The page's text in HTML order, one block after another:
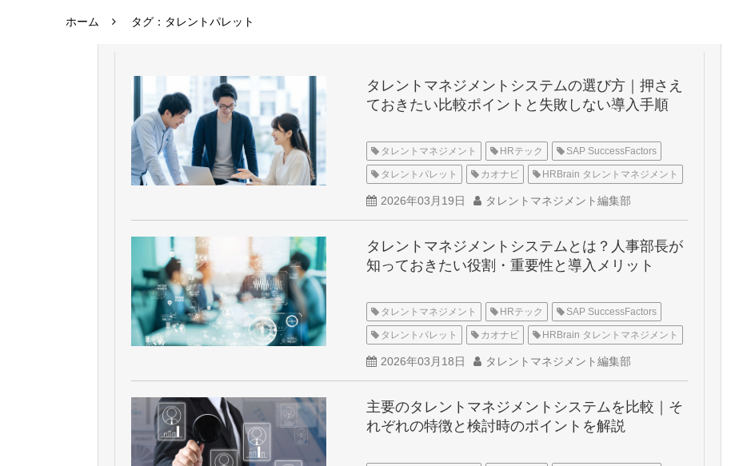
ホーム タグ：タレントパレット
タレントマネジメントシステムの選び方｜押さえ
ておきたい比較ポイントと失敗しない導入手順
タレントマネジメント HRテック SAP SuccessFactors
タレントパレット カオナビ HRBrain タレントマネジメント
2026年03月19日 タレントマネジメント編集部
タレントマネジメントシステムとは？人事部長が
知っておきたい役割・重要性と導入メリット
タレントマネジメント HRテック SAP SuccessFactors
タレントパレット カオナビ HRBrain タレントマネジメント
2026年03月18日 タレントマネジメント編集部
主要のタレントマネジメントシステムを比較｜そ
れぞれの特徴と検討時のポイントを解説